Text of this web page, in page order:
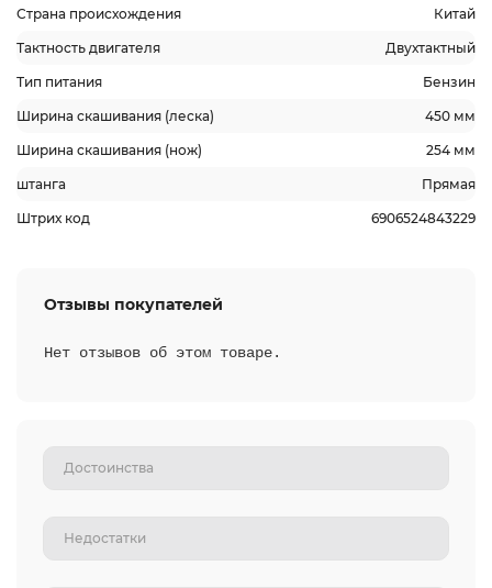
Страна происхождения Китай
Тактность двигателя Двухтактный
Тип питания Бензин
Ширина скашивания (леска) 450 мм
Ширина скашивания (нож) 254 мм
штанга Прямая
Штрих код 6906524843229
Отзывы покупателей
Нет отзывов об этом товаре.